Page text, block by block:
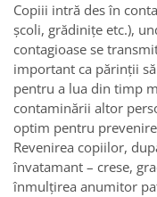
Copiii intră des în
școli, grădinițe etc.),
contagioase se
important ca părinții
pentru a lua din timp
contaminării altor
optim pentru
Revenirea copiilor,
învatamant – crese,
înmulțirea anumitor